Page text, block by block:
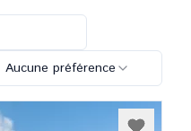
Aucune préférence